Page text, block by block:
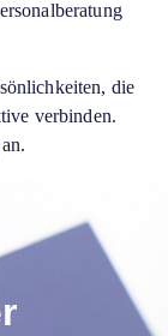
die
verbinden.